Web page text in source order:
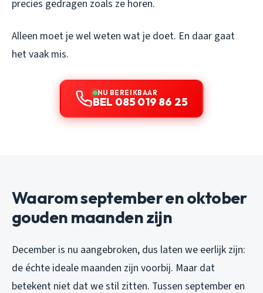
precies gedragen zoals ze horen.
Alleen moet je wel weten wat je doet. En daar gaat
het vaak mis.
NU BEREIKBAAR
BEL 085 019 86 25
Waarom september en oktober
gouden maanden zijn
December is nu aangebroken, dus laten we eerlijk zijn:
de échte ideale maanden zijn voorbij. Maar dat
betekent niet dat we stil zitten. Tussen september en